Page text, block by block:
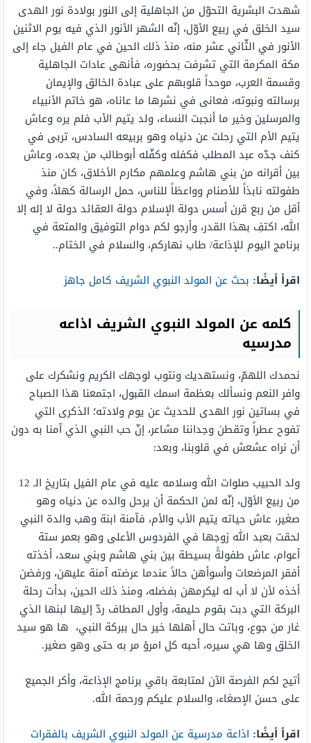
شهدت البشرية التحوّل من الجاهلية إلى النور بولادة نور الهدى
سيد الخلق في ربيع الأوّل، إنّه الشهر الأنور الذي فيه يوم الاثنين
الأنور في الثّاني عشر منه، منذ ذلك الحين في عام الفيل جاء إلى
مكة المكرمة التي تشرفت بحضوره، فأنهى عادات الجاهلية
وقسمة العرب، موحداً قلوبهم على عبادة الخالق والإيمان
برسالته ونبوته، فعانى في نشرها ما عاناه، هو خاتم الأنبياء
والمرسلين وخير ما أنجبت النساء، ولد يتيم الأب فلم يره وعاش
يتيم الأم التي رحلت عن دنياه وهو بربيعه السادس، تربى في
كنف جدّه عبد المطلب فكفله وكفّله أبوطالب من بعده، وعاش
بين أقرانه من بني هاشم وعلمهم مكارم الأخلاق، كان منذ
طفولته نابذاً للأصنام وواعظاً للناس، حمل الرسالة كهلاً، وفي
أقل من ربع قرن أسس دولة الإسلام دولة العقائد دولة لا إله إلا
الله، اكتفِ بهذا القدر، وأرجو لكم دوام التوفيق والمتعة في
برنامج اليوم للإذاعة/ طاب نهاركم، والسلام في الختام..
اقرأ أيضًا: بحث عن المولد النبوي الشريف كامل جاهز
كلمه عن المولد النبوي الشريف اذاعه
مدرسيه
نحمدك اللهمّ، ونستهديك ونتوب لوجهك الكريم ونشكرك على
وافر النعم ونسألك بعظمة اسمك القبول، اجتمعنا هذا الصباح
في بساتين نور الهدى للحديث عن يوم ولادته؛ الذكرى التي
تفوح عطراً وتقطن وجداننا مشاعر، إنّ حب النبي الذي آمنا به دون
أن نراه عشعش في قلوبنا، وبعد:
ولد الحبيب صلوات الله وسلامه عليه في عام الفيل بتاريخ الـ 12
من ربيع الأوّل، إنّه لمن الحكمة أن يرحل والده عن دنياه وهو
صغير، عاش حياته يتيم الأب والأم، فآمنة ابنة وهب والدة النبي
لحقت بعبد الله زوجها في الفردوس الأعلى وهو بعمر ستة
أعوام، عاش طفولةً بسيطة بين بني هاشم وبني سعد، أخذته
أفقر المرضعات وأسوأهن حالاً عندما عرضته آمنة عليهن، ورفضن
أخذه لأن لا أب له ليكرمهن بفضله، ومنذ ذلك الحين، بدأت رحلة
البركة التي دبت بقوم حليمة، وأول المطاف ردّ إليها لبنها الذي
غار من جوع، وباتت حال أهلها خير حال ببركة النبي، ها هو سيد
الخلق وها هي سيره، أحبه كل امرؤ مر به حتى وهو صغير.
أتيح لكم الفرصة الآن لمتابعة باقي برنامج الإذاعة، وأكر الجميع
على حسن الإصغاء، والسلام عليكم ورحمة الله.
اقرأ أيضًا: اذاعة مدرسية عن المولد النبوي الشريف بالفقرات